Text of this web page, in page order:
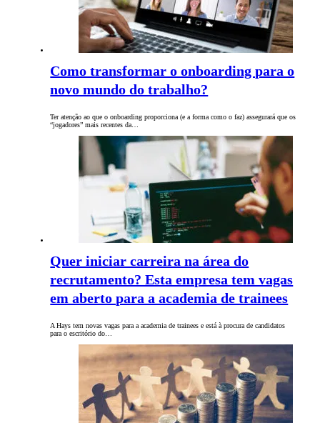
Como transformar o onboarding para o
novo mundo do trabalho?
Ter atenção ao que o onboarding proporciona (e a forma como o faz) assegurará que os
“jogadores” mais recentes da…
Quer iniciar carreira na área do
recrutamento? Esta empresa tem vagas
em aberto para a academia de trainees
A Hays tem novas vagas para a academia de trainees e está à procura de candidatos
para o escritório do…